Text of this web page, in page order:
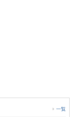
一覧